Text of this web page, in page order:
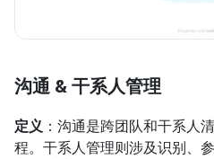
沟通 & 干系人管理
定义 ：沟通是跨团队和干系人
程。干系人管理则涉及识别、